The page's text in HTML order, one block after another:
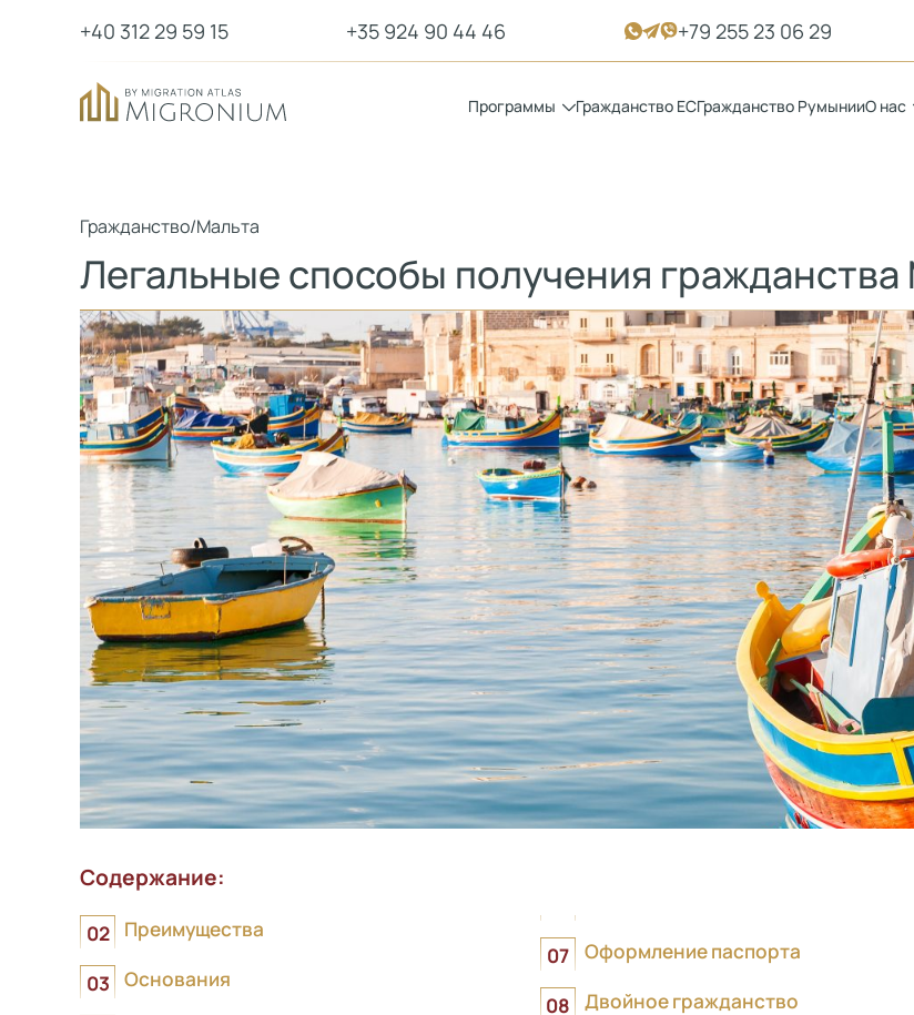
+40 312 29 59 15 +35 924 90 44 46 +79 255 23 06 29
Программы Гражданство ЕСГражданство РумынииО нас
Гражданство/Мальта
Легальные способы получения
Содержание:
Преимущества
Основания
Оформление паспорта
Двойное гражданство